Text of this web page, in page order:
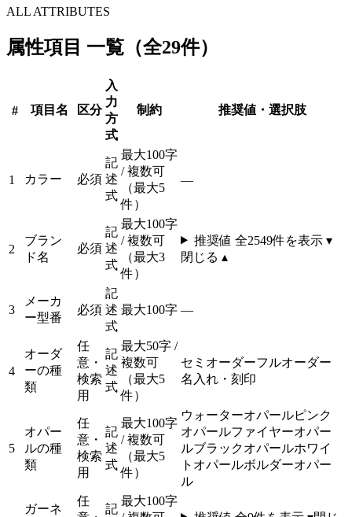
ALL ATTRIBUTES
属性項目 一覧（全29件）
# 項目名 区分
入
力
方
式
制約 推奨値・選択肢
1 カラー 必須
記
述
式
最大100字
/ 複数可
（最大5
件）
—
2
ブラン
ド名
必須
記
述
式
最大100字
/ 複数可
（最大3
件）
推奨値 全2549件を表示 ▾
閉じる ▴
3
メーカ
ー型番
必須
記
述
式
最大100字 —
4
オーダ
ーの種
類
任
意・
検索
用
記
述
式
最大50字 /
複数可
（最大5
件）
セミオーダーフルオーダー
名入れ・刻印
5
オパー
ルの種
類
任
意・
検索
用
記
述
式
最大100字
/ 複数可
（最大5
件）
ウォーターオパールピンク
オパールファイヤーオパー
ルブラックオパールホワイ
トオパールボルダーオパー
ル
ガーネ
任
記
最大100字